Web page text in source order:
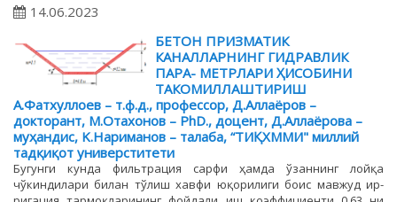
14.06.2023
БЕТОН ПРИЗМАТИК
КАНАЛЛАРНИНГ ГИДРАВЛИК
ПАРА- МЕТРЛАРИ ҲИСОБИНИ
ТАКОМИЛЛАШТИРИШ
А.Фатхуллоев – т.ф.д., профессор, Д.Аллаёров –
докторант, М.Отахонов – PhD., доцент, Д.Аллаёрова –
муҳандис, K.Нариманов – талаба, “ТИҚХММИ" миллий
тадқиқот универститети
Бугунги кунда фильтрация сарфи ҳамда ўзаннинг лойқа
чўкиндилари билан тўлиш хавфи юқорилиги боис мавжуд ир-